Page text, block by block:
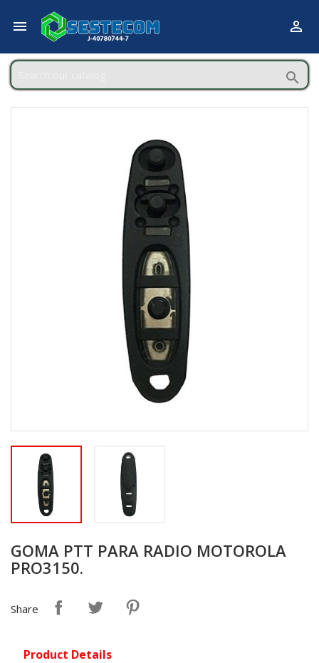
 

GOMA PTT PARA RADIO MOTOROLA
PRO3150.
Share
Product Details